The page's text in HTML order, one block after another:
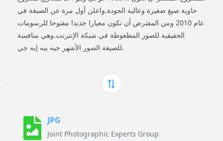
حاوية صيغ صغيرة وعالية الجودة.واعلن أول مرة عن الصيغة في
عام 2010 ومن المفترض أن تكون معيارا جديدا مفتوحا للرسومات
الحقيقية للصور المظغوطة في شبكة الإنترنت.وهي منافسة
للصيغة الصور الأشهر جيه بيه إيه جي.
JPG
Joint Photographic Experts Group